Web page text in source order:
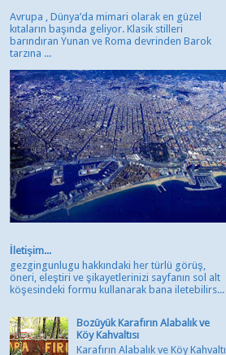
Avrupa , Dünya’da mimari olarak en güzel
kıtaların başında geliyor. Klasik stilleri
barındıran Yunan ve Roma devrinden Barok
tarzına ...
İletişim...
gezgingunlugu hakkındaki her türlü görüş,
öneri, eleştiri ve şikayetlerinizi sayfanın sol alt
köşesindeki formu kullanarak bana iletebilirs...
Bozüyük Karafırın Alabalık ve
Köy Kahvaltısı
Karafırın Alabalık ve Köy Kahvaltı